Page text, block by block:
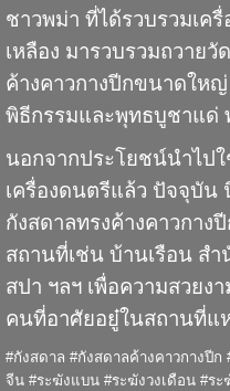
ชาวพม่า ที่ได้รวบรวมเค
เหลือง มารวบรวมถวาย
ค้างคาวกางปีกขนาดใหญ่
พิธีกรรมและพุทธบูชาแด่
นอกจากประโยชน์นำไป
เครื่องดนตรีแล้ว ปัจจุบัน
กังสดาลทรงค้างคาวกาง
สถานที่เช่น บ้านเรือน สำ
สปา ฯลฯ เพื่อความสวยง
คนที่อาศัยอยู๋ในสถานที่แ
#กังสดาล #กังสดาลค้างคาวกางปี
จีน #ระฆังแบน #ระฆังวงเดือน #ระ